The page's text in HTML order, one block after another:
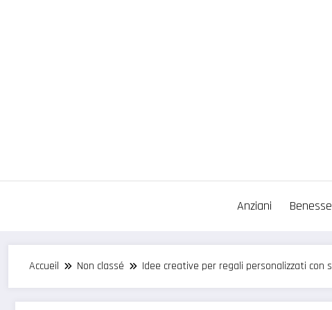
Anziani
Accueil Non classé Idee creative per regali personalizzati